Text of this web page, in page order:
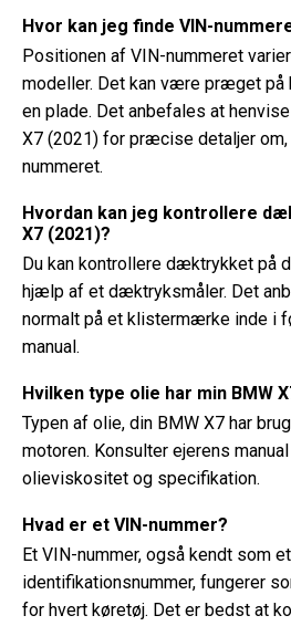
Hvor kan jeg finde VIN-
Positionen af ​​VIN-nummeret
modeller. Det kan være præget
en plade. Det anbefales at
X7 (2021) for præcise detaljer om,
nummeret.
Hvordan kan jeg kontrollere
X7 (2021)?
Du kan kontrollere dæktrykket på
hjælp af et dæktryksmåler. Det
normalt på et klistermærke inde i
manual.
Hvilken type olie har min BMW
Typen af ​​olie, din BMW X7 har
motoren. Konsulter ejerens
olieviskositet og specifikation.
Hvad er et VIN-nummer?
Et VIN-nummer, også kendt som
identifikationsnummer, fungerer
for hvert køretøj. Det er bedst at